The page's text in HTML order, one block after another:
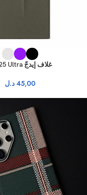
غلاف إيدجّ S25 Ultra📲
45,00 د.ل